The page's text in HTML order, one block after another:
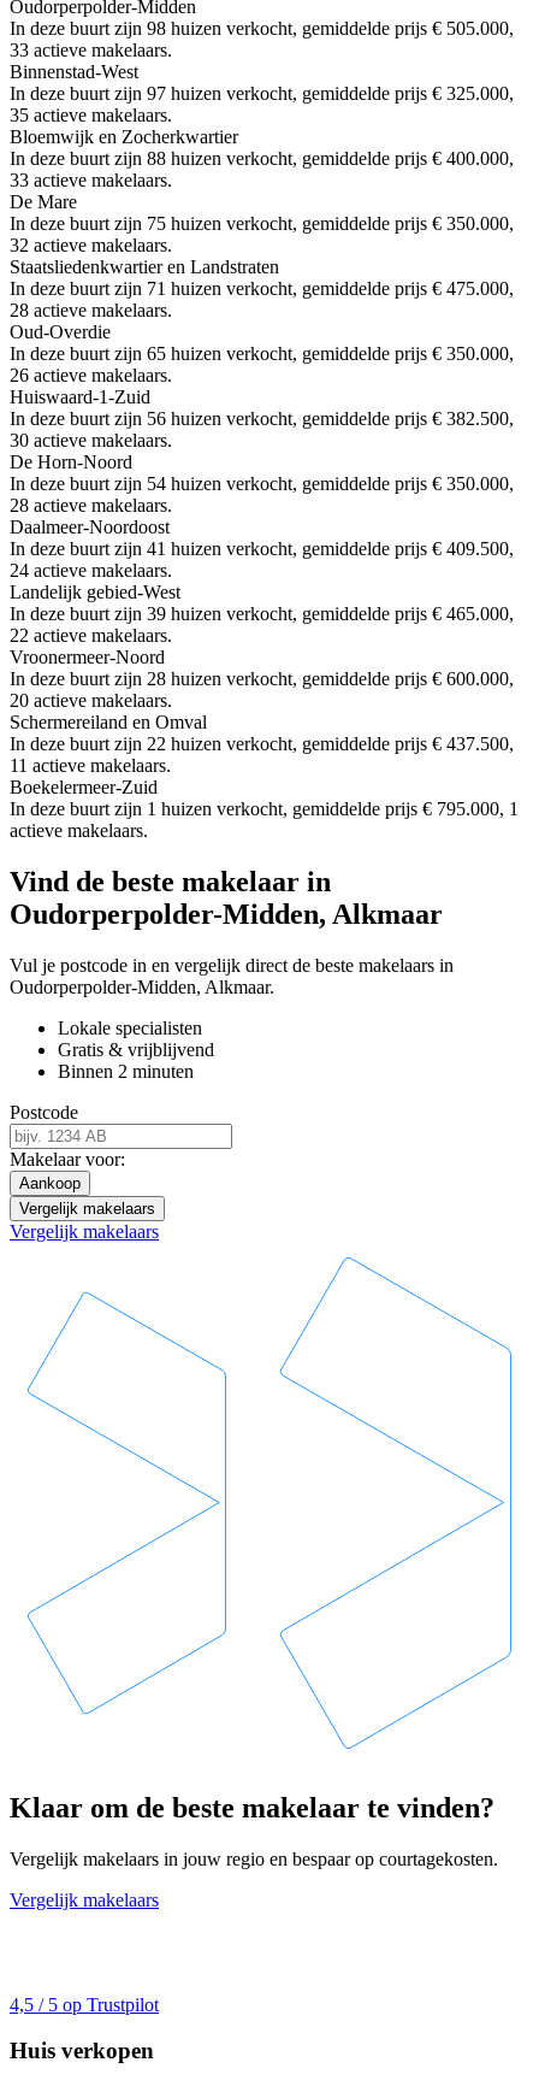
Oudorperpolder-Midden
In deze buurt zijn 98 huizen verkocht, gemiddelde prijs € 505.000,
33 actieve makelaars.
Binnenstad-West
In deze buurt zijn 97 huizen verkocht, gemiddelde prijs € 325.000,
35 actieve makelaars.
Bloemwijk en Zocherkwartier
In deze buurt zijn 88 huizen verkocht, gemiddelde prijs € 400.000,
33 actieve makelaars.
De Mare
In deze buurt zijn 75 huizen verkocht, gemiddelde prijs € 350.000,
32 actieve makelaars.
Staatsliedenkwartier en Landstraten
In deze buurt zijn 71 huizen verkocht, gemiddelde prijs € 475.000,
28 actieve makelaars.
Oud-Overdie
In deze buurt zijn 65 huizen verkocht, gemiddelde prijs € 350.000,
26 actieve makelaars.
Huiswaard-1-Zuid
In deze buurt zijn 56 huizen verkocht, gemiddelde prijs € 382.500,
30 actieve makelaars.
De Horn-Noord
In deze buurt zijn 54 huizen verkocht, gemiddelde prijs € 350.000,
28 actieve makelaars.
Daalmeer-Noordoost
In deze buurt zijn 41 huizen verkocht, gemiddelde prijs € 409.500,
24 actieve makelaars.
Landelijk gebied-West
In deze buurt zijn 39 huizen verkocht, gemiddelde prijs € 465.000,
22 actieve makelaars.
Vroonermeer-Noord
In deze buurt zijn 28 huizen verkocht, gemiddelde prijs € 600.000,
20 actieve makelaars.
Schermereiland en Omval
In deze buurt zijn 22 huizen verkocht, gemiddelde prijs € 437.500,
11 actieve makelaars.
Boekelermeer-Zuid
In deze buurt zijn 1 huizen verkocht, gemiddelde prijs € 795.000, 1
actieve makelaars.
Vind de beste makelaar in
Oudorperpolder-Midden, Alkmaar
Vul je postcode in en vergelijk direct de beste makelaars in
Oudorperpolder-Midden, Alkmaar.
Lokale specialisten
Gratis & vrijblijvend
Binnen 2 minuten
Postcode
Makelaar voor:
Aankoop
Vergelijk makelaars
Vergelijk makelaars
Klaar om de beste makelaar te vinden?
Vergelijk makelaars in jouw regio en bespaar op courtagekosten.
Vergelijk makelaars
4,5 / 5 op Trustpilot
Huis verkopen